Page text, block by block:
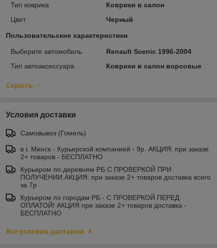
Тип коврика
Коврики в салон
Цвет
Черный
Пользовательские характеристики
Выберите автомобиль
Renault Scenic 1996-2004
Тип автоаксессуара
Коврики в салон ворсовые
Скрыть
Условия доставки
Самовывоз (Гомель)
в г. Минск - Курьерской компанией - 9р. АКЦИЯ: при заказе
2+ товаров - БЕСПЛАТНО
Курьером по деревням РБ С ПРОВЕРКОЙ ПРИ
ПОЛУЧЕНИИ.АКЦИЯ: при заказе 2+ товаров доставка всего
за 7р
Курьером по городам РБ - С ПРОВЕРКОЙ ПЕРЕД
ОПЛАТОЙ! АКЦИЯ при заказе 2+ товаров доставка -
БЕСПЛАТНО
Все условия доставки